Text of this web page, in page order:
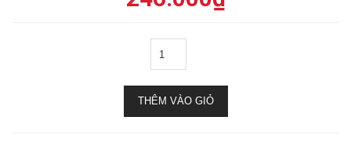
THÊM VÀO GIỎ